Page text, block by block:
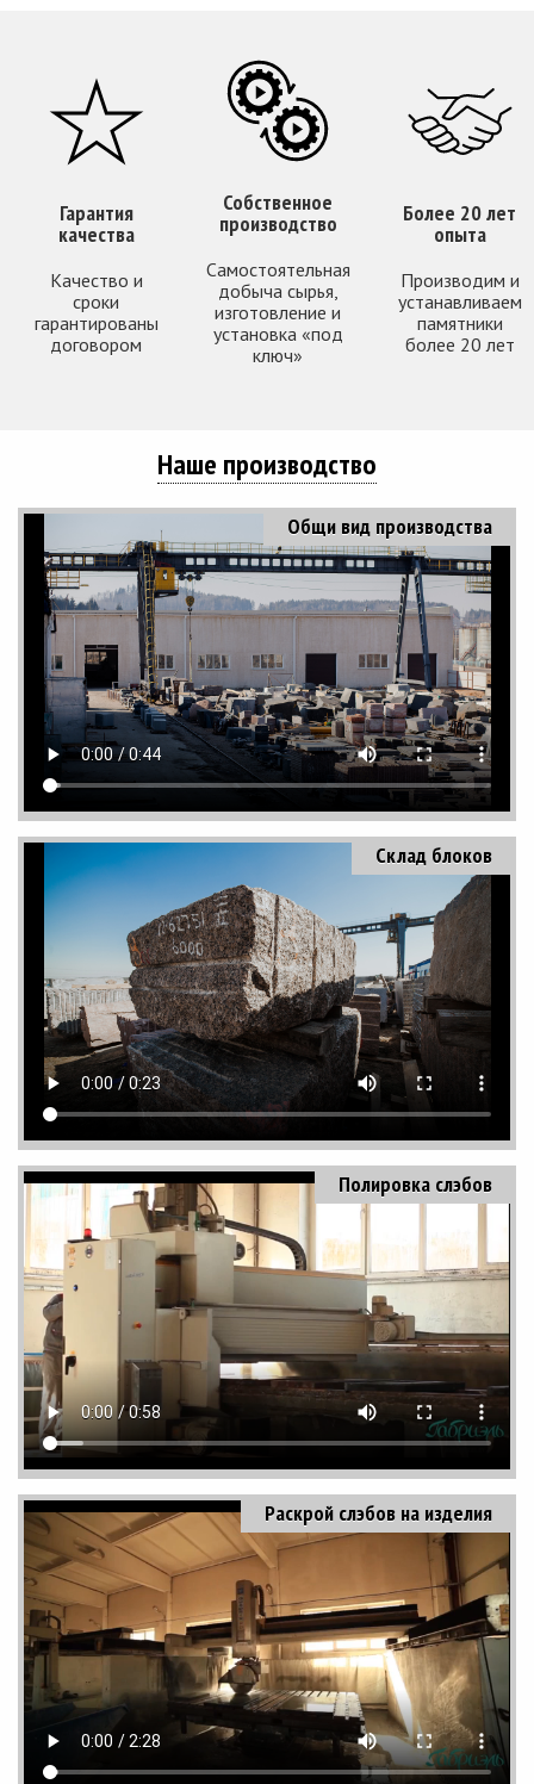
Гарантия
качества
Качество и
сроки
гарантированы
договором
Собственное
производство
Самостоятельная
добыча сырья,
изготовление и
установка «под
ключ»
Более 20 лет
опыта
Производим и
устанавливаем
памятники
более 20 лет
Наше производство
Общи вид производства
Склад блоков
Полировка слэбов
Раскрой слэбов на изделия